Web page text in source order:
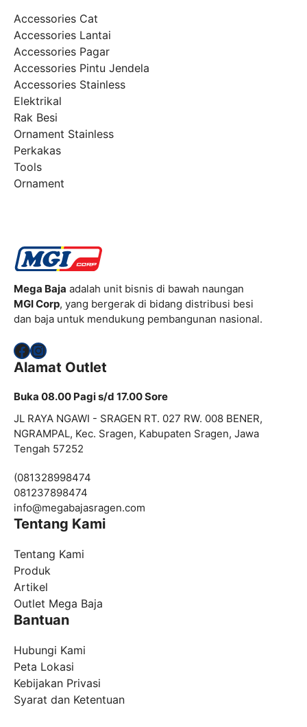
Accessories Cat
Accessories Lantai
Accessories Pagar
Accessories Pintu Jendela
Accessories Stainless
Elektrikal
Rak Besi
Ornament Stainless
Perkakas
Tools
Ornament
Mega Baja adalah unit bisnis di bawah naungan
MGI Corp, yang bergerak di bidang distribusi besi
dan baja untuk mendukung pembangunan nasional.
Facebook
Instagram
Alamat Outlet
Buka 08.00 Pagi s/d 17.00 Sore
JL RAYA NGAWI - SRAGEN RT. 027 RW. 008 BENER,
NGRAMPAL, Kec. Sragen, Kabupaten Sragen, Jawa
Tengah 57252
(081328998474
081237898474
info@megabajasragen.com
Tentang Kami
Tentang Kami
Produk
Artikel
Outlet Mega Baja
Bantuan
Hubungi Kami
Peta Lokasi
Kebijakan Privasi
Syarat dan Ketentuan